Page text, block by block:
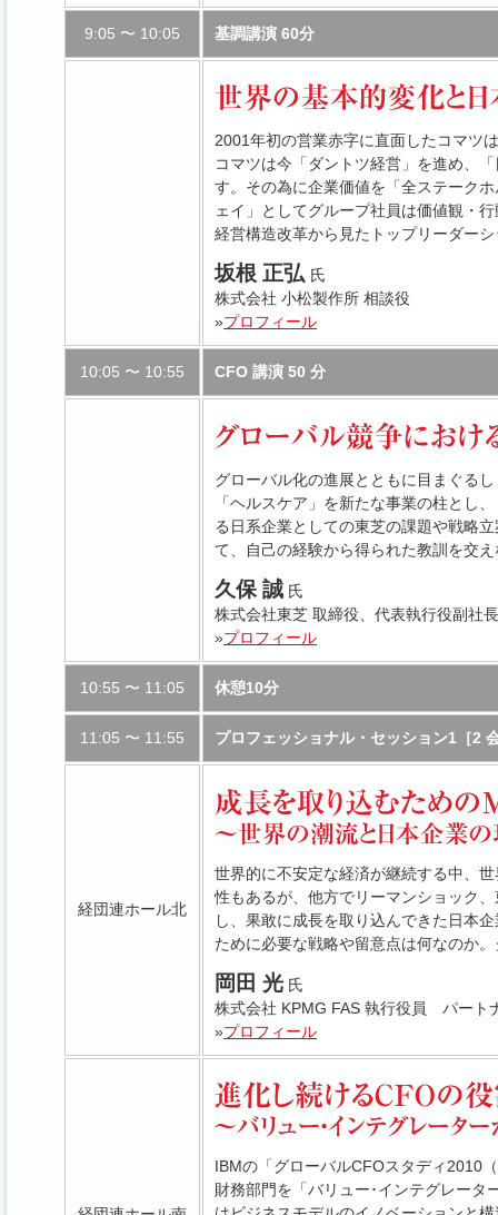
9:05 〜 10:05 基調講演 60分
2001年初の営業赤字に直面したコマツ
コマツは今「ダントツ経営」を進め、
す。その為に企業価値を「全ステーク
ェイ」としてグループ社員は価値観・
経営構造改革から見たトップリーダー
坂根 正弘 氏
株式会社 小松製作所 相談役
»プロフィール
10:05 〜 10:55 CFO 講演 50 分
グローバル化の進展とともに目まぐる
「ヘルスケア」を新たな事業の柱とし
る日系企業としての東芝の課題や戦略
て、自己の経験から得られた教訓を交
久保 誠 氏
株式会社東芝 取締役、代表執行役副社
»プロフィール
10:55 〜 11:05 休憩10分
11:05 〜 11:55 プロフェッショナル・セッション1［2
経団連ホール北
世界的に不安定な経済が継続する中、
性もあるが、他方でリーマンショック
し、果敢に成長を取り込んできた日本
ために必要な戦略や留意点は何なのか
岡田 光 氏
株式会社 KPMG FAS 執行役員 パート
»プロフィール
IBMの「グローバルCFOスタディ2010
財務部門を「バリュー･インテグレータ